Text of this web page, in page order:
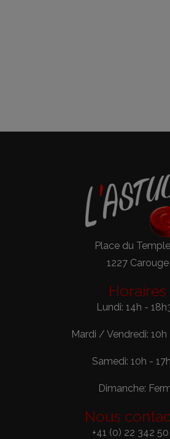
Place du
1227 Carouge
Horaires
Lundi: 14h -
Mardi / Vendredi: 10h
Samedi: 10h -
Dimanche:
Nous
+41 (0) 22 342